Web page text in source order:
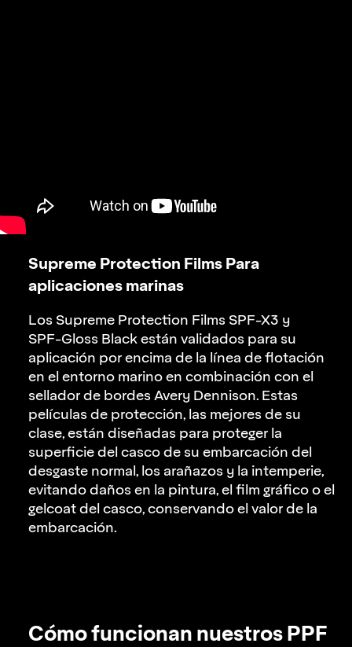
Supreme Protection Films Para
aplicaciones marinas
Los Supreme Protection Films SPF-X3 y
SPF-Gloss Black están validados para su
aplicación por encima de la línea de flotación
en el entorno marino en combinación con el
sellador de bordes Avery Dennison. Estas
películas de protección, las mejores de su
clase, están diseñadas para proteger la
superficie del casco de su embarcación del
desgaste normal, los arañazos y la intemperie,
evitando daños en la pintura, el film gráfico o el
gelcoat del casco, conservando el valor de la
embarcación.
Cómo funcionan nuestros PPF